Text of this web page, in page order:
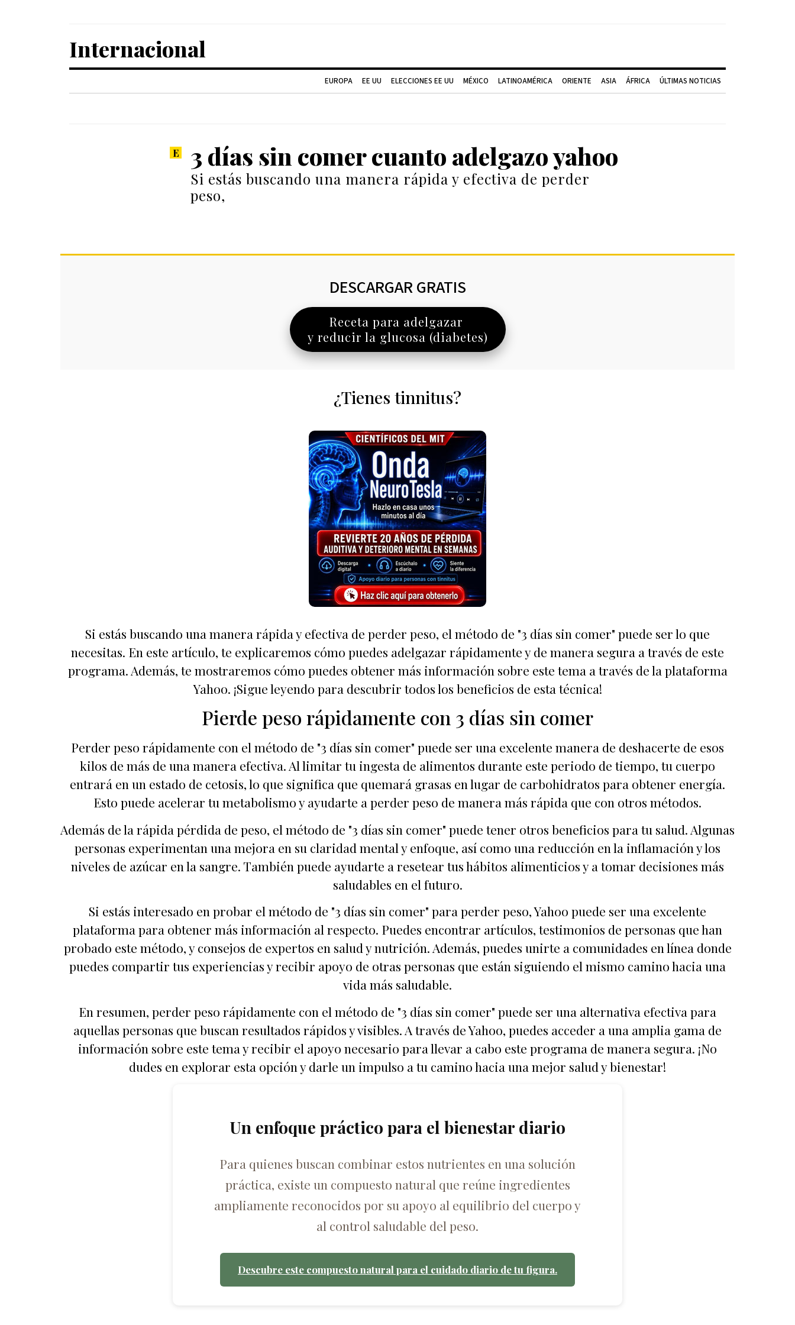
Internacional
EUROPA EE UU ELECCIONES EE UU MÉXICO LATINOAMÉRICA ORIENTE ASIA ÁFRICA ÚLTIMAS NOTICIAS
3 días sin comer cuanto adelgazo yahoo
Si estás buscando una manera rápida y efectiva de perder
peso,
DESCARGAR GRATIS
Receta para adelgazar
y reducir la glucosa (diabetes)
¿Tienes tinnitus?
Si estás buscando una manera rápida y efectiva de perder peso, el método de "3 días sin comer" puede ser lo que
necesitas. En este artículo, te explicaremos cómo puedes adelgazar rápidamente y de manera segura a través de este
programa. Además, te mostraremos cómo puedes obtener más información sobre este tema a través de la plataforma
Yahoo. ¡Sigue leyendo para descubrir todos los beneficios de esta técnica!
Pierde peso rápidamente con 3 días sin comer
Perder peso rápidamente con el método de "3 días sin comer" puede ser una excelente manera de deshacerte de esos
kilos de más de una manera efectiva. Al limitar tu ingesta de alimentos durante este periodo de tiempo, tu cuerpo
entrará en un estado de cetosis, lo que significa que quemará grasas en lugar de carbohidratos para obtener energía.
Esto puede acelerar tu metabolismo y ayudarte a perder peso de manera más rápida que con otros métodos.
Además de la rápida pérdida de peso, el método de "3 días sin comer" puede tener otros beneficios para tu salud. Algunas
personas experimentan una mejora en su claridad mental y enfoque, así como una reducción en la inflamación y los
niveles de azúcar en la sangre. También puede ayudarte a resetear tus hábitos alimenticios y a tomar decisiones más
saludables en el futuro.
Si estás interesado en probar el método de "3 días sin comer" para perder peso, Yahoo puede ser una excelente
plataforma para obtener más información al respecto. Puedes encontrar artículos, testimonios de personas que han
probado este método, y consejos de expertos en salud y nutrición. Además, puedes unirte a comunidades en línea donde
puedes compartir tus experiencias y recibir apoyo de otras personas que están siguiendo el mismo camino hacia una
vida más saludable.
En resumen, perder peso rápidamente con el método de "3 días sin comer" puede ser una alternativa efectiva para
aquellas personas que buscan resultados rápidos y visibles. A través de Yahoo, puedes acceder a una amplia gama de
información sobre este tema y recibir el apoyo necesario para llevar a cabo este programa de manera segura. ¡No
dudes en explorar esta opción y darle un impulso a tu camino hacia una mejor salud y bienestar!
Un enfoque práctico para el bienestar diario
Para quienes buscan combinar estos nutrientes en una solución
práctica, existe un compuesto natural que reúne ingredientes
ampliamente reconocidos por su apoyo al equilibrio del cuerpo y
al control saludable del peso.
Descubre este compuesto natural para el cuidado diario de tu figura.